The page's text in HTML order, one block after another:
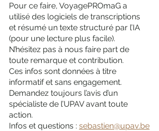
Pour ce faire, VoyagePROmaG a
utilisé des logiciels de transcriptions
et résumé un texte structuré par l’IA
(pour une lecture plus facile).
N’hésitez pas à nous faire part de
toute remarque et contribution.
Ces infos sont données à titre
informatif et sans engagement.
Demandez toujours l’avis d’un
spécialiste de l’UPAV avant toute
action.
Infos et questions : sebastien@upav.be